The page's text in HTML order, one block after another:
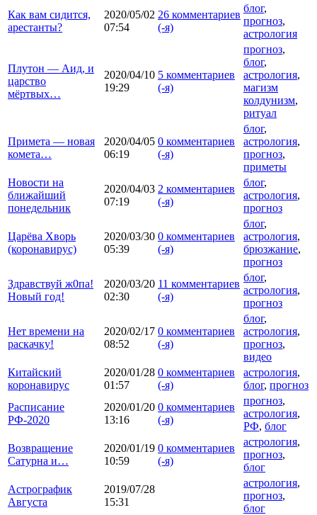
Как вам сидится,
арестанты?
2020/05/02
07:54
26 комментариев
(-я)
блог,
прогноз,
астрология
Плутон — Аид, и
царство
мёртвых…
2020/04/10
19:29
5 комментариев
(-я)
прогноз,
блог,
астрология,
магизм
колдунизм,
ритуал
Примета — новая
комета…
2020/04/05
06:19
0 комментариев
(-я)
блог,
астрология,
прогноз,
приметы
Новости на
ближайший
понедельник
2020/04/03
07:19
2 комментариев
(-я)
блог,
астрология,
прогноз
Царёва Хворь
(коронавирус)
2020/03/30
05:39
0 комментариев
(-я)
блог,
астрология,
брюзжание,
прогноз
Здравствуй ж0па!
Новый год!
2020/03/20
02:30
11 комментариев
(-я)
блог,
астрология,
прогноз
Нет времени на
раскачку!
2020/02/17
08:52
0 комментариев
(-я)
блог,
астрология,
прогноз,
видео
Китайский
коронавирус
2020/01/28
01:57
0 комментариев
(-я)
астрология,
блог, прогноз
Расписание
РФ-2020
2020/01/20
13:16
0 комментариев
(-я)
прогноз,
астрология,
РФ, блог
Возвращение
Сатурна и…
2020/01/19
10:59
0 комментариев
(-я)
астрология,
прогноз,
блог
Астрографик
Августа
2019/07/28
15:31
астрология,
прогноз,
блог